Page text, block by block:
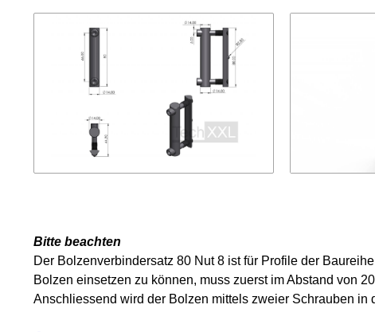
Bitte beachten
Der Bolzenverbindersatz 80 Nut 8 ist für Profile der
Bolzen einsetzen zu können, muss zuerst im Abstand von
Anschliessend wird der Bolzen mittels zweier Schrauben